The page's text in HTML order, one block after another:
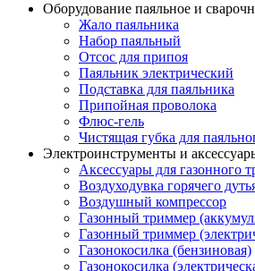
Оборудование паяльное и
Жало паяльника
Набор паяльный
Отсос для припоя
Паяльник электрический
Подставка для паяльника
Припойная проволока
Флюс-гель
Чистящая губка для
Электроинструменты и
Аксессуары для газонного
Воздуходувка горячего
Воздушный компрессор
Газонный триммер
Газонный триммер
Газонокосилка (бензиновая)
Газонокосилка